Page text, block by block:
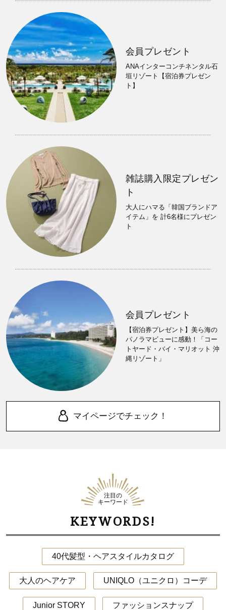
会員プレゼント
ANAインターコンチネンタル石
垣リゾート【宿泊券プレゼン
ト】
雑誌購入限定プレゼン
ト
大人にハマる「韓国ブランドア
イテム」を 計6名様にプレゼン
ト
会員プレゼント
【宿泊券プレゼント】美ら海の
パノラマビューに感動！「コー
トヤード・バイ・マリオット 沖
縄リゾート」
マイページでチェック！
注目の
キーワード
KEYWORDS!
40代髪型・ヘアスタイルカタログ
大人のヘアケア UNIQLO（ユニクロ）コーデ
Junior STORY ファッションスナップ